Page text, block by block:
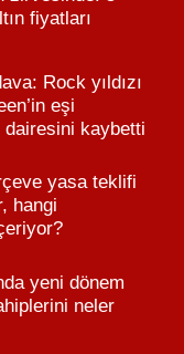
fiyatları
Rock yıldızı
eşi
dairesini kaybetti
yasa teklifi
hangi
yeni dönem
neler